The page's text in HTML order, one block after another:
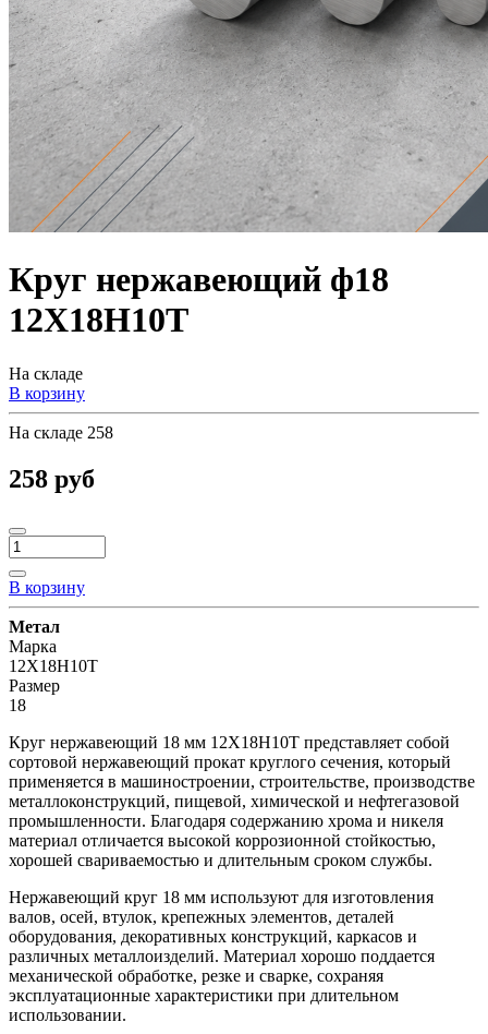
Круг нержавеющий ф18
12Х18Н10Т
На складе
В корзину
На складе 258
258 руб
В корзину
Метал
Марка
12Х18Н10Т
Размер
18
Круг нержавеющий 18 мм 12Х18Н10Т представляет собой
сортовой нержавеющий прокат круглого сечения, который
применяется в машиностроении, строительстве, производстве
металлоконструкций, пищевой, химической и нефтегазовой
промышленности. Благодаря содержанию хрома и никеля
материал отличается высокой коррозионной стойкостью,
хорошей свариваемостью и длительным сроком службы.
Нержавеющий круг 18 мм используют для изготовления
валов, осей, втулок, крепежных элементов, деталей
оборудования, декоративных конструкций, каркасов и
различных металлоизделий. Материал хорошо поддается
механической обработке, резке и сварке, сохраняя
эксплуатационные характеристики при длительном
использовании.